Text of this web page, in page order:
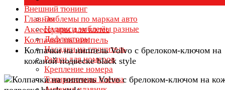
Внешний тюнинг
Эмблемы по маркам авто
Надписи эмблемы разные
Дефлекторы
Насадки на глушитель
Рамки для номеров
Крепление номера
Тонировочная пленка
Главная
Аксессуары для колёс
Колпачки на ниппель
Колпачки на ниппель Volvo с брелоком-ключом на
кожаной подвеске black style